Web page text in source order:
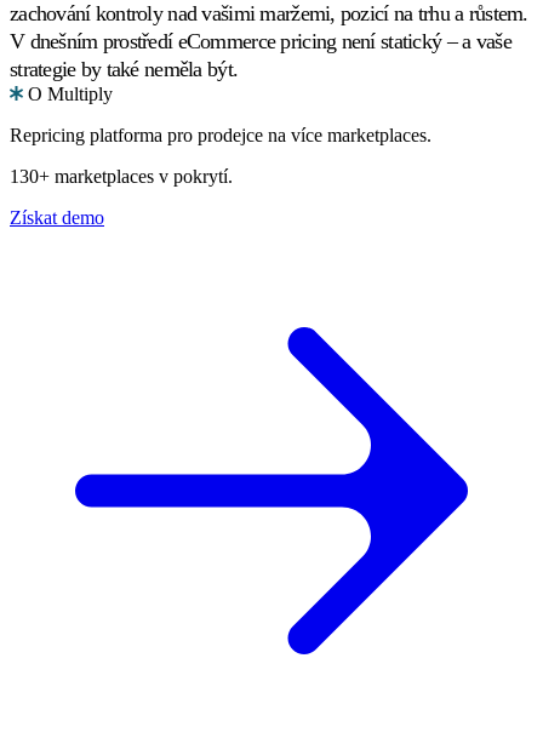
zachování kontroly nad vašimi maržemi, pozicí na trhu a růstem.
V dnešním prostředí eCommerce pricing není statický – a vaše
strategie by také neměla být.
O Multiply
Repricing platforma pro prodejce na více marketplaces.
130+ marketplaces v pokrytí.
Získat demo